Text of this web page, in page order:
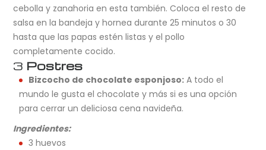
cebolla y zanahoria en esta también. Coloca el resto de
salsa en la bandeja y hornea durante 25 minutos o 30
hasta que las papas estén listas y el pollo
completamente cocido.
3 Postres
Bizcocho de chocolate esponjoso: A todo el
mundo le gusta el chocolate y más si es una opción
para cerrar un deliciosa cena navideña.
Ingredientes:
3 huevos